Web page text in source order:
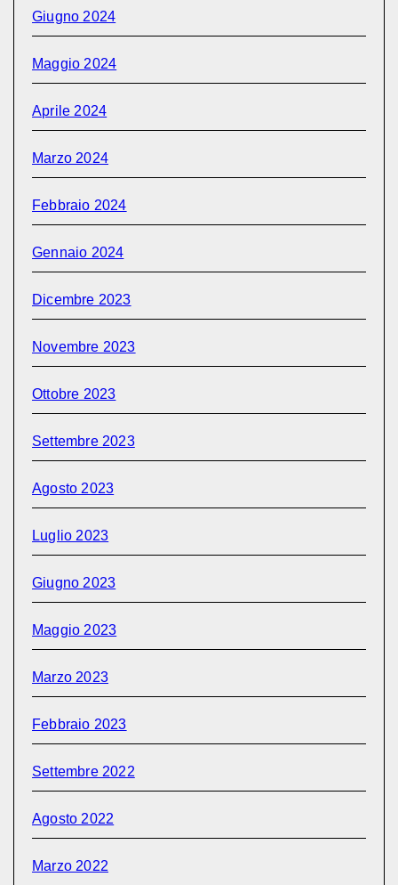
Giugno 2024
Maggio 2024
Aprile 2024
Marzo 2024
Febbraio 2024
Gennaio 2024
Dicembre 2023
Novembre 2023
Ottobre 2023
Settembre 2023
Agosto 2023
Luglio 2023
Giugno 2023
Maggio 2023
Marzo 2023
Febbraio 2023
Settembre 2022
Agosto 2022
Marzo 2022